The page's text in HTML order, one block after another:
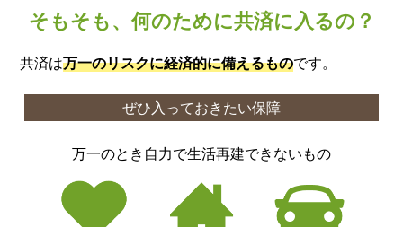
そもそも、何のために共済に入るの？
共済は万一のリスクに経済的に備えるものです。
ぜひ入っておきたい保障
万一のとき自力で生活再建できないもの